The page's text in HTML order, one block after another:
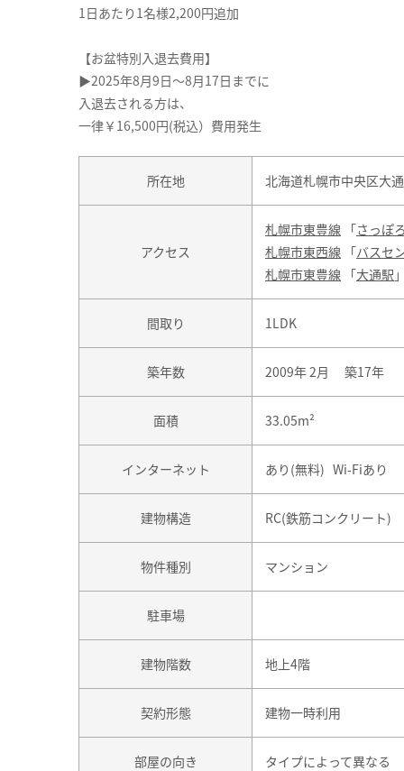
1日あたり1名様2,200円追加
【お盆特別入退去費用】
▶2025年8月9日～8月17日までに
入退去される方は、
一律￥16,500円(税込）費用発生
所在地 北海道札幌市中央区大
アクセス
札幌市東豊線 「さっぽ
札幌市東西線 「バスセ
札幌市東豊線 「大通駅
間取り 1LDK
築年数 2009年 2月 築17年
面積 33.05m²
インターネット あり(無料) Wi-Fiあり
建物構造 RC(鉄筋コンクリート)
物件種別 マンション
駐車場
建物階数 地上4階
契約形態 建物一時利用
部屋の向き タイプによって異なる